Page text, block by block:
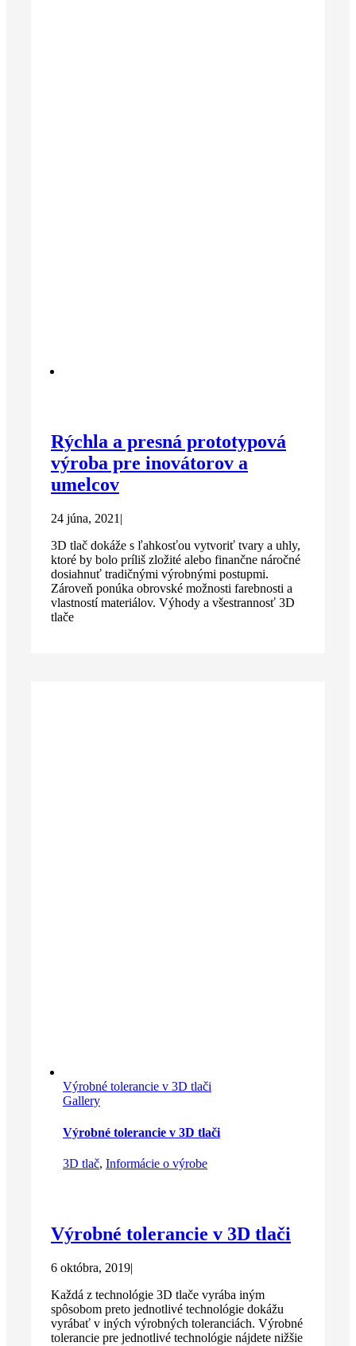
Rýchla a presná prototypová
výroba pre inovátorov a
umelcov
24 júna, 2021 |
3D tlač dokáže s ľahkosťou vytvoriť tvary a uhly,
ktoré by bolo príliš zložité alebo finančne náročné
dosiahnuť tradičnými výrobnými postupmi.
Zároveň ponúka obrovské možnosti farebnosti a
vlastností materiálov. Výhody a všestrannosť 3D
tlače
Výrobné tolerancie v 3D tlači
Gallery
Výrobné tolerancie v 3D tlači
3D tlač, Informácie o výrobe
Výrobné tolerancie v 3D tlači
6 októbra, 2019|
Každá z technológie 3D tlače vyrába iným
spôsobom preto jednotlivé technológie dokážu
vyrábať v iných výrobných toleranciách. Výrobné
tolerancie pre jednotlivé technológie nájdete nižšie